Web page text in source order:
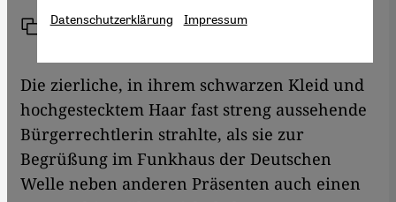
Link Teilen Drucken
Die zierliche, in ihrem schwarzen Kleid und
hochgestecktem Haar fast streng aussehende
Bürgerrechtlerin strahlte, als sie zur
Begrüßung im Funkhaus der Deutschen
Welle neben anderen Präsenten auch einen
Datenschutzerklärung Impressum